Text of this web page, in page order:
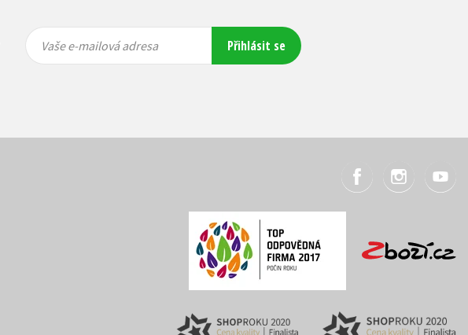
mailová
mailová
Vaše e-mailová adresa Přihlásit se